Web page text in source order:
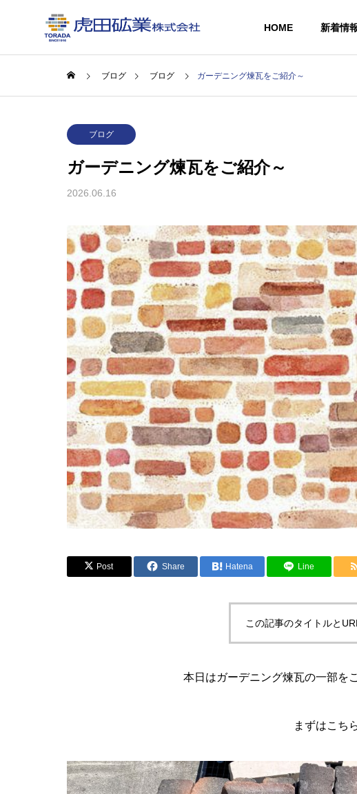
HOME 新着情
リサイクル煉瓦
事業
RECYCLED
BRICKS
HISTORY
会社沿革
ブログ ブログ ガーデニング煉瓦をご紹介～
ブログ
ガーデニング煉瓦をご紹介～
2026.06.16
Post Share Hatena Line
この記事のタイトルと
本日はガーデニング煉瓦の一部を
まずはこち